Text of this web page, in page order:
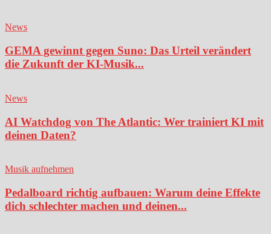
News
GEMA gewinnt gegen Suno: Das Urteil verändert
die Zukunft der KI-Musik...
News
AI Watchdog von The Atlantic: Wer trainiert KI mit
deinen Daten?
Musik aufnehmen
Pedalboard richtig aufbauen: Warum deine Effekte
dich schlechter machen und deinen...